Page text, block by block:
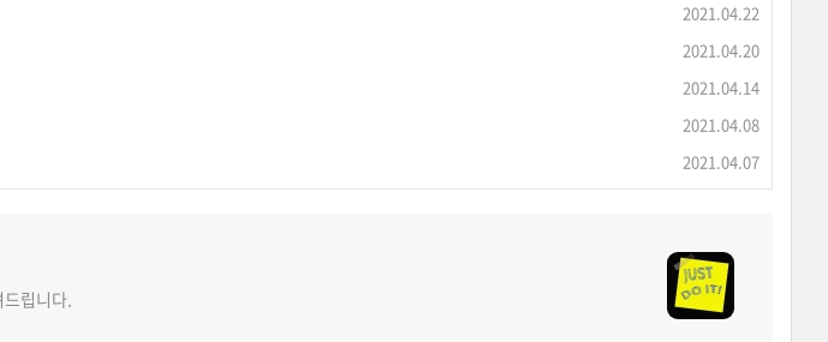
2021.04.22
2021.04.20
2021.04.14
2021.04.08
2021.04.07
드립니다.